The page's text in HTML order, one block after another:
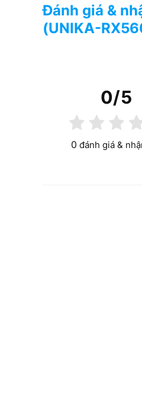
Trong khi nhiều mẫu
càng yêu cầu nhiều
Đánh giá &
(UNIKA-
0/5
0 đánh giá &